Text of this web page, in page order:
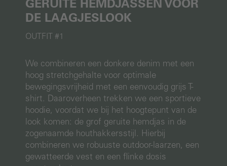
GERUITE HEMDJASSEN VOOR
DE LAAGJESLOOK
OUTFIT #1
We combineren een donkere denim met een
hoog stretchgehalte voor optimale
bewegingsvrijheid met een eenvoudig grijs T-
shirt. Daaroverheen trekken we een sportieve
hoodie, voordat we bij het hoogtepunt van de
look komen: de grof geruite hemdjas in de
zogenaamde houthakkersstijl. Hierbij
combineren we robuuste outdoor-laarzen, een
gewatteerde vest en een flinke dosis